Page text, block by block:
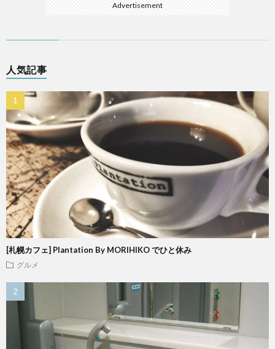
Advertisement
人気記事
[札幌カフェ] Plantation By MORIHIKO でひと休み
グルメ